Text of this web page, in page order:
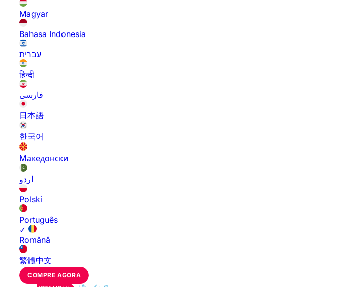
Magyar
Bahasa Indonesia
עברית
हिन्दी
فارسی
日本語
한국어
Македонски
اردو
Polski
Português
✓
Română
繁體中文
COMPRE AGORA